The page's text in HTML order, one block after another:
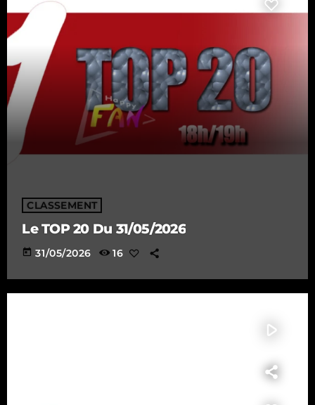
CLASSEMENT
Le TOP 20 Du 31/05/2026
today 31/05/2026 16
play_arrow